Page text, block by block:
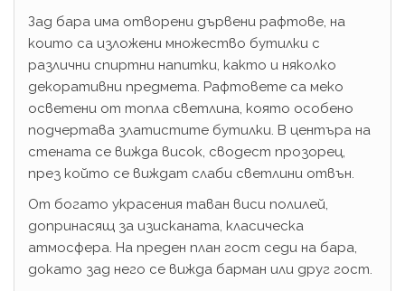
Зад бара има отворени дървени рафтове, на
които са изложени множество бутилки с
различни спиртни напитки, както и няколко
декоративни предмета. Рафтовете са меко
осветени от топла светлина, която особено
подчертава златистите бутилки. В центъра на
стената се вижда висок, сводест прозорец,
през който се виждат слаби светлини отвън.
От богато украсения таван виси полилей,
допринасящ за изисканата, класическа
атмосфера. На преден план гост седи на бара,
докато зад него се вижда барман или друг гост.